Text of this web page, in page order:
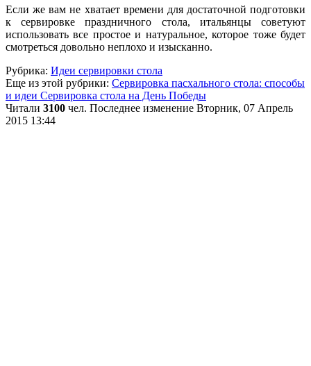
Если же вам не хватает времени для достаточной подготовки
к сервировке праздничного стола, итальянцы советуют
использовать все простое и натуральное, которое тоже будет
смотреться довольно неплохо и изысканно.
Рубрика: Идеи сервировки стола
Еще из этой рубрики: Сервировка пасхального стола: способы
и идеи Сервировка стола на День Победы
Читали 3100 чел. Последнее изменение Вторник, 07 Апрель
2015 13:44